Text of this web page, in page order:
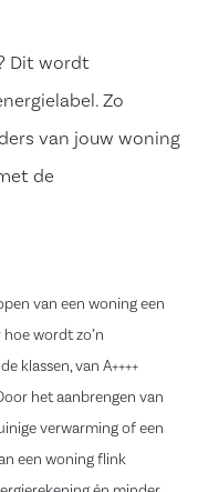
Dit wordt
Zo
van jouw woning
de
van een woning een
wordt zo’n
klassen, van A++++
het aanbrengen van
verwarming of een
een woning flink